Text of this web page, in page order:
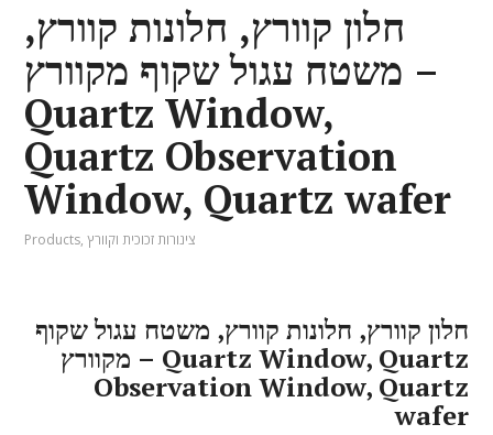
חלון קוורץ, חלונות קוורץ,
משטח עגול שקוף מקוורץ –
Quartz Window,
Quartz Observation
Window, Quartz wafer
Products,צינורות זכוכית וקוורץ
חלון קוורץ, חלונות קוורץ, משטח עגול שקוף
מקוורץ – Quartz Window, Quartz
Observation Window, Quartz
wafer